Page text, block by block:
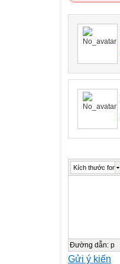
Kích thước font
Đường dẫn: p
Gửi ý kiến